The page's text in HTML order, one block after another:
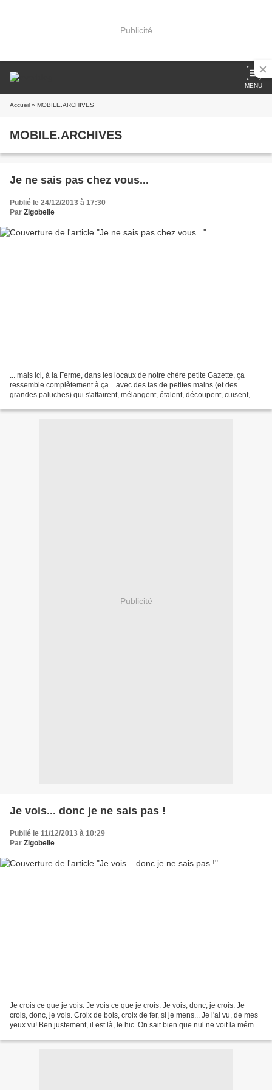
Publicité
MENU
Accueil » MOBILE.ARCHIVES
MOBILE.ARCHIVES
Je ne sais pas chez vous...
Publié le 24/12/2013 à 17:30
Par Zigobelle
... mais ici, à la Ferme, dans les locaux de notre chère petite Gazette, ça
ressemble complètement à ça... avec des tas de petites mains (et des
grandes paluches) qui s'affairent, mélangent, étalent, découpent, cuisent,
Publicité
Je vois... donc je ne sais pas !
Publié le 11/12/2013 à 10:29
Par Zigobelle
Je crois ce que je vois. Je vois ce que je crois. Je vois, donc, je crois. Je
crois, donc, je vois. Croix de bois, croix de fer, si je mens... Je l'ai vu, de mes
yeux vu! Ben justement, il est là, le hic. On sait bien que nul ne voit la même